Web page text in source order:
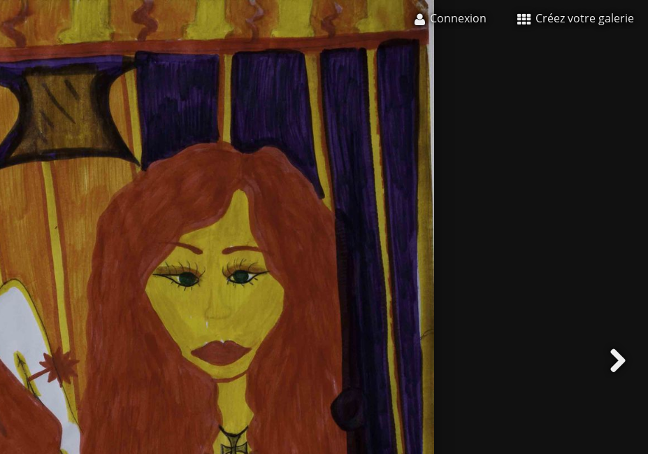
Connexion Créez votre galerie